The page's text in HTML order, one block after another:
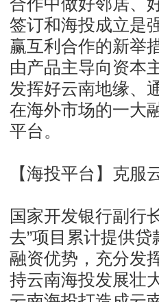
签订和海投成立是
赢互利合作的新举
由产品主导向资本
发挥好云南地缘、
在海外市场的一大
平台。
【海投平台】克服
国家开发银行副行
去”项目累计提供
融资优势，充分发
持云南海投发展壮